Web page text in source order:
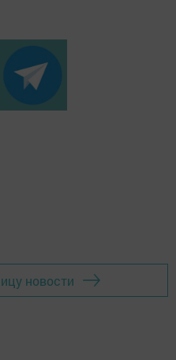
новости